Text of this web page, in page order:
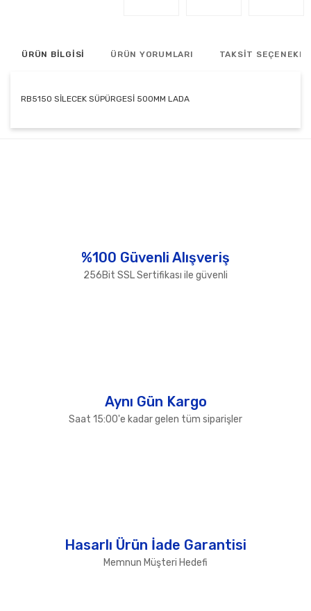
ÜRÜN BİLGİSİ ÜRÜN YORUMLARI TAKSİT
RB5150 SİLECEK SÜPÜRGESİ 500MM LADA
Ürün fiyatı diğer sitelerden daha pahalı.
%100 Güvenli Alışveriş
256Bit SSL Sertifikası ile güvenli
Aynı Gün Kargo
Saat 15:00'e kadar gelen tüm siparişler
Hasarlı Ürün İade Garantisi
Memnun Müşteri Hedefi